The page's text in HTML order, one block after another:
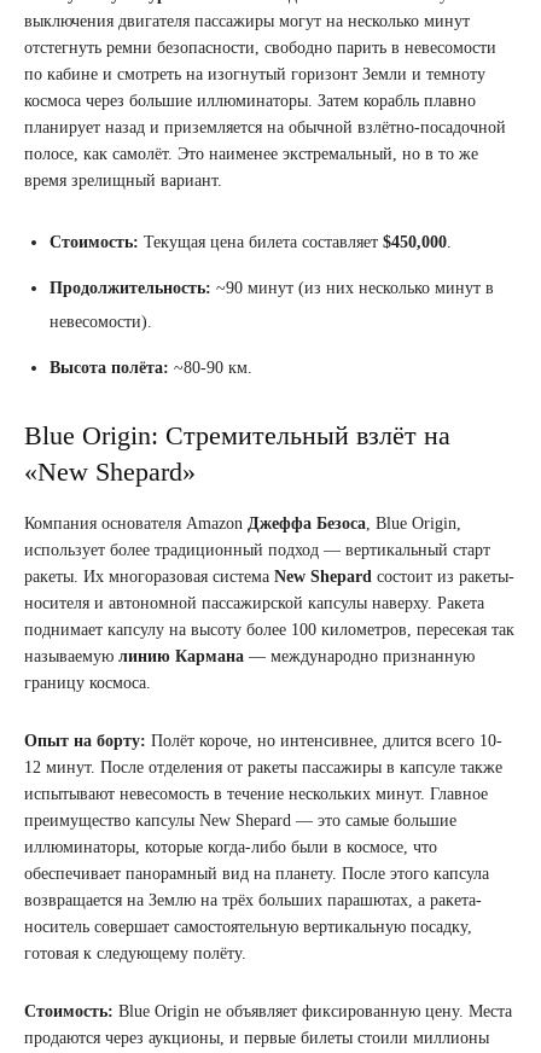
выключения двигателя пассажиры могут на несколько минут
отстегнуть ремни безопасности, свободно парить в невесомости
по кабине и смотреть на изогнутый горизонт Земли и темноту
космоса через большие иллюминаторы. Затем корабль плавно
планирует назад и приземляется на обычной взлётно-посадочной
полосе, как самолёт. Это наименее экстремальный, но в то же
время зрелищный вариант.
Стоимость: Текущая цена билета составляет $450,000
Продолжительность: ~90 минут (из них несколько минут в
невесомости).
Высота полёта: ~80-90 км.
Blue Origin: Стремительный взлёт на
«New Shepard»
Компания основателя Amazon Джеффа Безоса , Blue Origin,
использует более традиционный подход — вертикальный старт
ракеты. Их многоразовая система New Shepard состоит из ракеты-
носителя и автономной пассажирской капсулы наверху. Ракета
поднимает капсулу на высоту более 100 километров, пересекая так
называемую линию Кармана — международно признанную
границу космоса.
Опыт на борту: Полёт короче, но интенсивнее, длится всего 10-
12 минут. После отделения от ракеты пассажиры в капсуле также
испытывают невесомость в течение нескольких минут. Главное
преимущество капсулы New Shepard — это самые большие
иллюминаторы, которые когда-либо были в космосе, что
обеспечивает панорамный вид на планету. После этого капсула
возвращается на Землю на трёх больших парашютах, а ракета-
носитель совершает самостоятельную вертикальную посадку,
готовая к следующему полёту.
Стоимость: Blue Origin не объявляет фиксированную цену. Места
продаются через аукционы, и первые билеты стоили миллионы